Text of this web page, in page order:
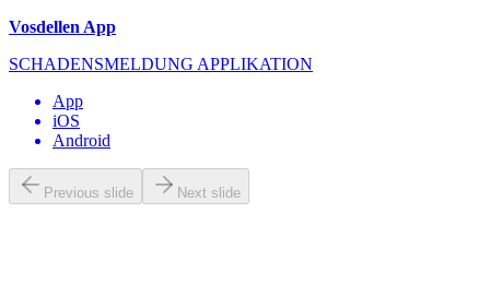
Vosdellen App
SCHADENSMELDUNG APPLIKATION
App
iOS
Android
Previous slide Next slide